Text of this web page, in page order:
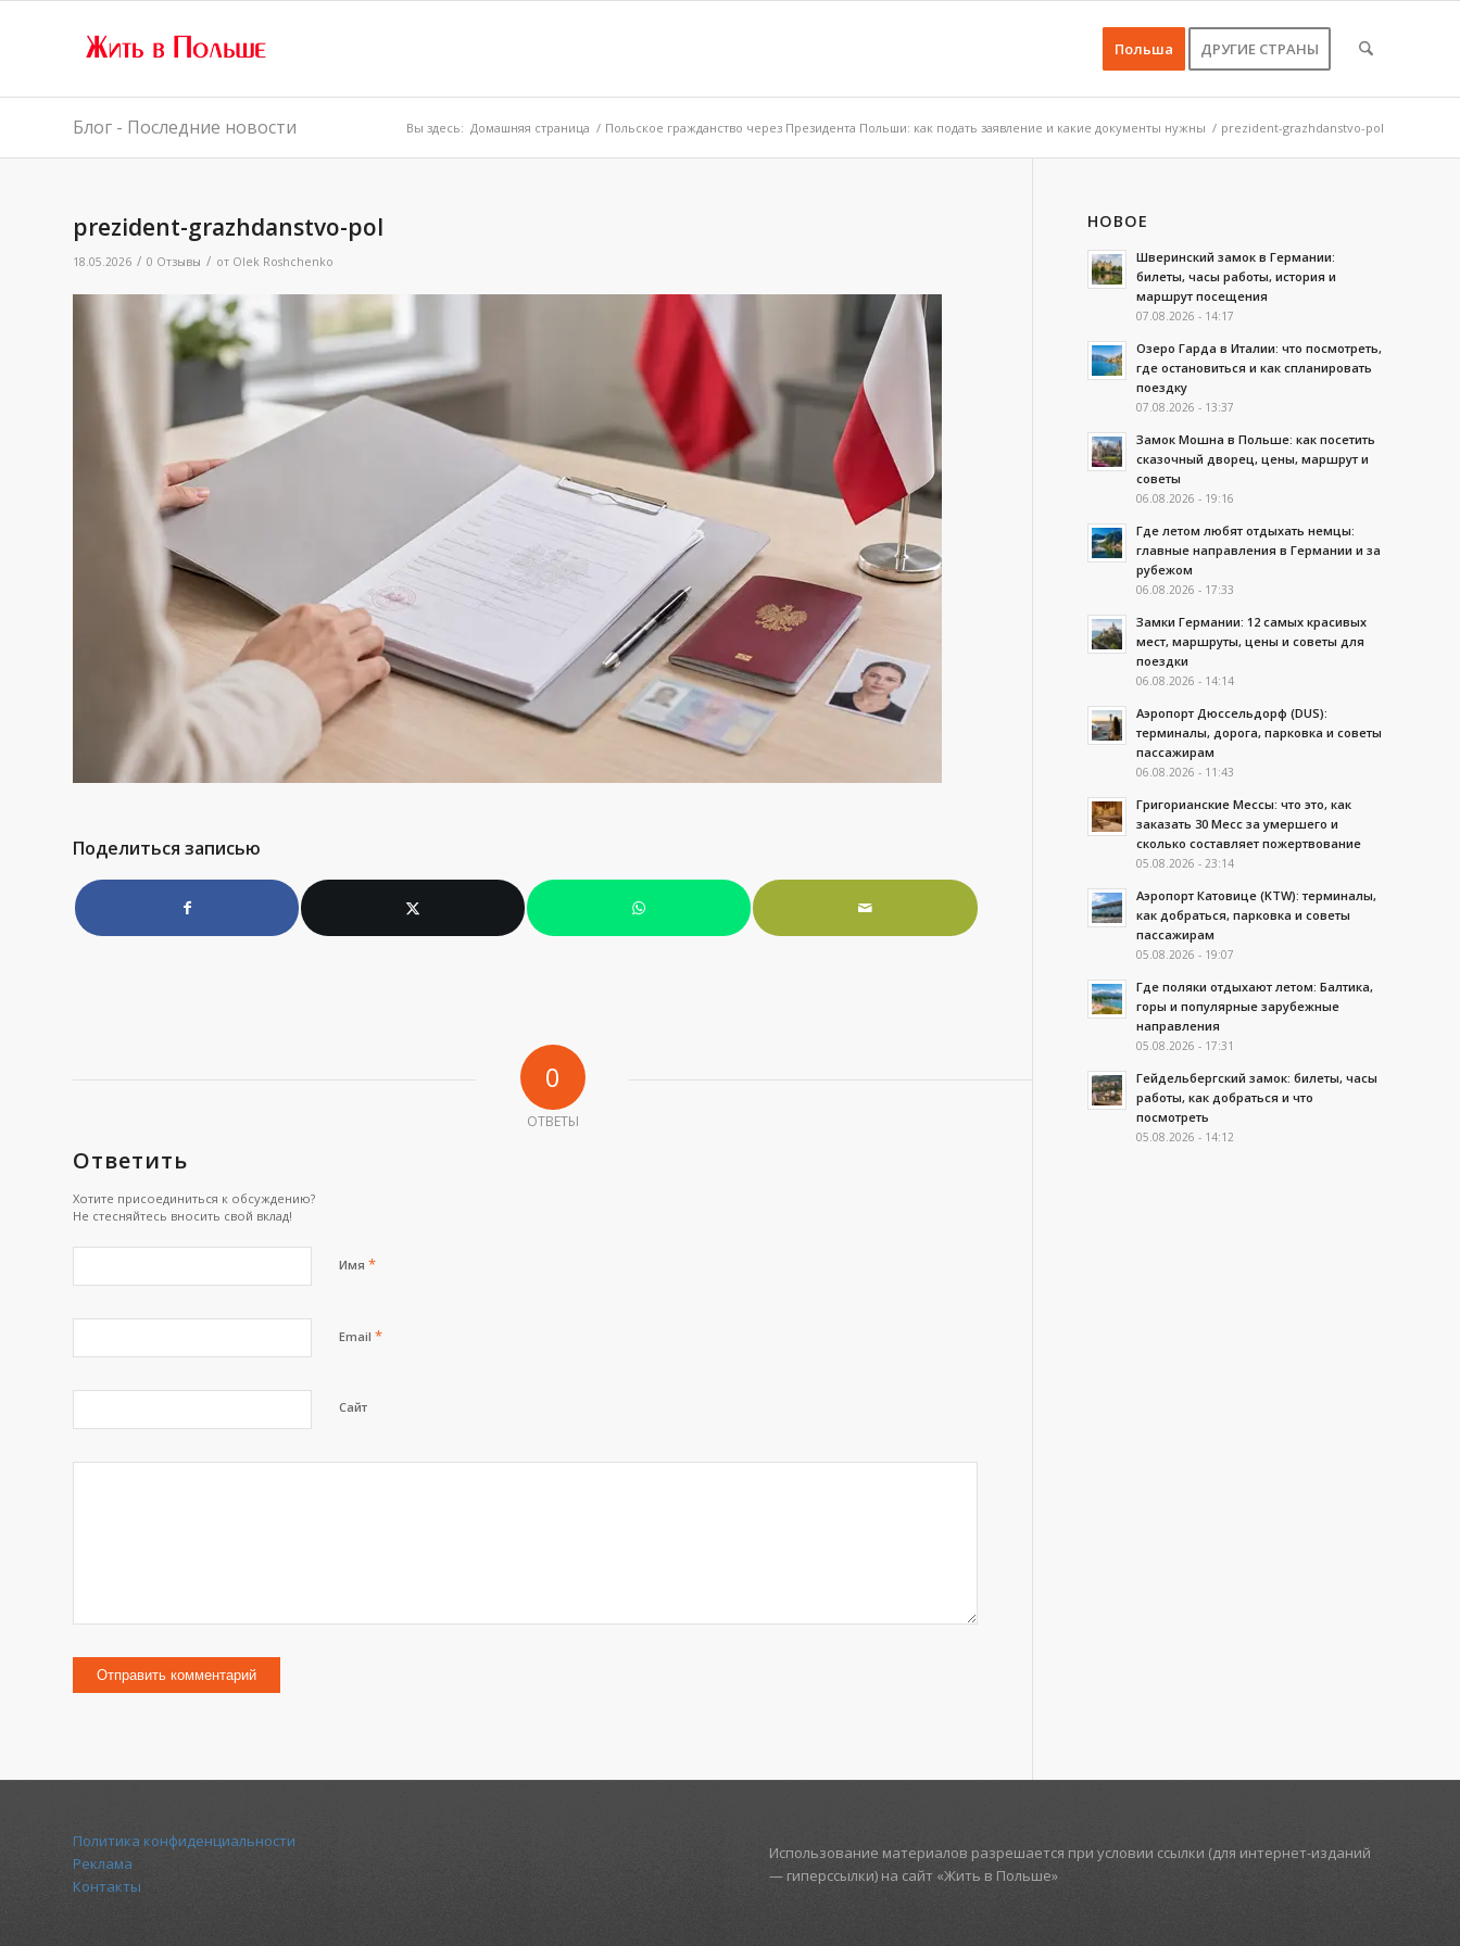
Польша ДРУГИЕ СТРАНЫ
Блог - Последние новости Вы здесь: Домашняя страница / Польское гражданство через Президента Польши: как подать заявление и какие документы нужны / prezident-grazhdanstvo-pol
prezident-grazhdanstvo-pol
18.05.2026 / 0 Отзывы / от Olek Roshchenko
Поделиться записью
0
ОТВЕТЫ
Ответить
Хотите присоединиться к обсуждению?
Не стесняйтесь вносить свой вклад!
Имя *
Email *
Сайт
НОВОЕ
Шверинский замок в Германии:
билеты, часы работы, история и
маршрут посещения
07.08.2026 - 14:17
Озеро Гарда в Италии: что посмотреть,
где остановиться и как спланировать
поездку
07.08.2026 - 13:37
Замок Мошна в Польше: как посетить
сказочный дворец, цены, маршрут и
советы
06.08.2026 - 19:16
Где летом любят отдыхать немцы:
главные направления в Германии и за
рубежом
06.08.2026 - 17:33
Замки Германии: 12 самых красивых
мест, маршруты, цены и советы для
поездки
06.08.2026 - 14:14
Аэропорт Дюссельдорф (DUS):
терминалы, дорога, парковка и советы
пассажирам
06.08.2026 - 11:43
Григорианские Мессы: что это, как
заказать 30 Месс за умершего и
сколько составляет пожертвование
05.08.2026 - 23:14
Аэропорт Катовице (KTW): терминалы,
как добраться, парковка и советы
пассажирам
05.08.2026 - 19:07
Где поляки отдыхают летом: Балтика,
горы и популярные зарубежные
направления
05.08.2026 - 17:31
Гейдельбергский замок: билеты, часы
работы, как добраться и что
посмотреть
05.08.2026 - 14:12
Политика конфиденциальности
Реклама
Контакты
Использование материалов разрешается при условии ссылки (для интернет-изданий
— гиперссылки) на сайт «Жить в Польше»